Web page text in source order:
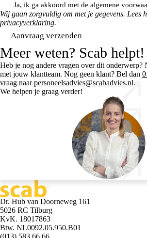
Ja, ik ga akkoord met de algemene
Wij gaan zorgvuldig om met je gegevens. Lees
privacyverklaring.
Aanvraag verzenden
Meer weten? Scab helpt!
Heb je nog andere vragen over dit onderwerp?
met jouw klantteam. Nog geen klant? Bel dan
vraag naarpersoneelsadvies@scabadvies.nl.
We helpen je graag verder!
Dr. Hub van Doorneweg 161
5026 RC Tilburg
KvK. 18017863
Btw. NL0092.05.950.B01
(013) 583 66 66